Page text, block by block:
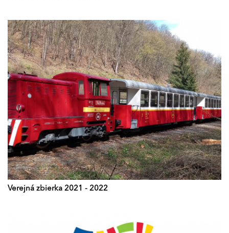
Verejná zbierka 2021 - 2022